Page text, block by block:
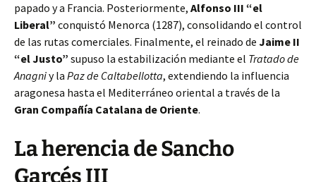
papado y a Francia. Posteriormente, Alfonso III “el
Liberal” conquistó Menorca (1287), consolidando el control
de las rutas comerciales. Finalmente, el reinado de Jaime II
“el Justo” supuso la estabilización mediante el Tratado de
Anagniy la Paz de Caltabellotta, extendiendo la influencia
aragonesa hasta el Mediterráneo oriental a través de la
Gran Compañía Catalana de Oriente.
La herencia de Sancho
Garcés III